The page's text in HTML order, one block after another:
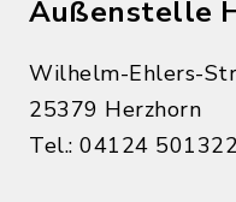
Außenstelle
Wilhelm-Ehlers-
25379 Herzhorn
Tel.: 04124